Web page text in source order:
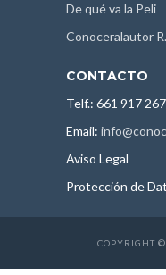
De qué va la Peli
Conoceralautor
CONTACTO
Telf.: 661 917 267
Email:
Aviso Legal
Protección de
COPYRIGHT